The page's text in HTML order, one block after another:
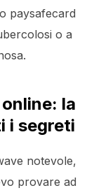
paysafecard
o a
la
i segreti
notevole,
provare ad